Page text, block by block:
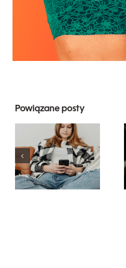
Powiązane posty
Innowacyjne
strategie
zwiększania
widoczności
grup na
Facebooku